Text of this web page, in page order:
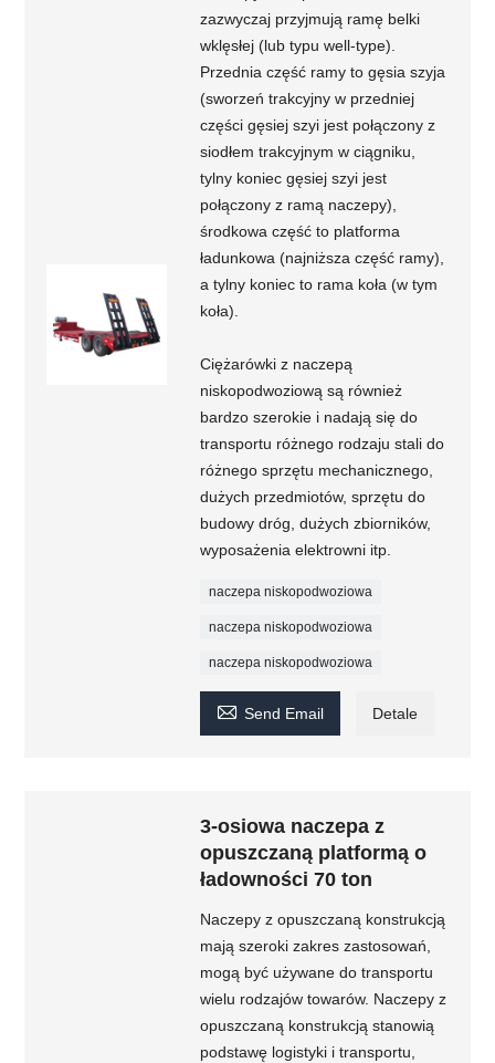
zazwyczaj przyjmują ramę belki
wklęsłej (lub typu well-type).
Przednia część ramy to gęsia szyja
(sworzeń trakcyjny w przedniej
części gęsiej szyi jest połączony z
siodłem trakcyjnym w ciągniku,
tylny koniec gęsiej szyi jest
połączony z ramą naczepy),
środkowa część to platforma
ładunkowa (najniższa część ramy),
a tylny koniec to rama koła (w tym
koła).
Ciężarówki z naczepą
niskopodwoziową są również
bardzo szerokie i nadają się do
transportu różnego rodzaju stali do
różnego sprzętu mechanicznego,
dużych przedmiotów, sprzętu do
budowy dróg, dużych zbiorników,
wyposażenia elektrowni itp.
naczepa niskopodwoziowa
naczepa niskopodwoziowa
naczepa niskopodwoziowa
 Send Email Detale
3-osiowa naczepa z
opuszczaną platformą o
ładowności 70 ton
Naczepy z opuszczaną konstrukcją
mają szeroki zakres zastosowań,
mogą być używane do transportu
wielu rodzajów towarów. Naczepy z
opuszczaną konstrukcją stanowią
podstawę logistyki i transportu,